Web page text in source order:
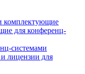
комплектующие
для конференц-
системами
лицензии для